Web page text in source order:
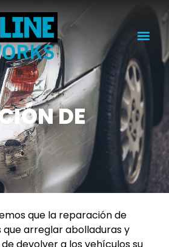
DE
que la reparación de
que arreglar abolladuras y
devolver a los vehículos su